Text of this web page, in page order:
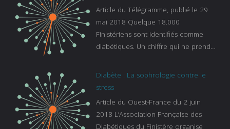
sur-le-sommeil
Article du Télégramme, publié le 29
mai 2018 Quelque 18.000
Finistériens sont identifiés comme
diabétiques. Un chiffre qui ne prend
s’ignorent. « C’est une pathologie qui
continue à augmenter, souligne
de la Caisse primaire d’assurance-
maladie. C’est aussi une pathologie
Diabète : La sophrologie contre le
stress
Article du Ouest-France du 2 juin
2018 L’Association Française des
Diabétiques du Finistère organise